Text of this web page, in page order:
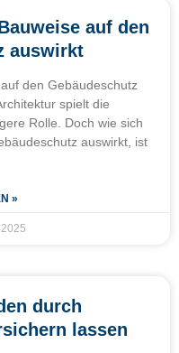
auf den
auswirkt
den Gebäudeschutz
spielt die
Rolle. Doch wie sich
auswirkt, ist
»
durch
lassen